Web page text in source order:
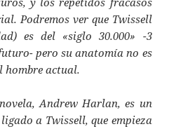
Podremos ver que Twissell
es del «siglo 30.000» -3
pero su anatomía no es
hombre actual.
Andrew Harlan, es un
a Twissell, que empieza